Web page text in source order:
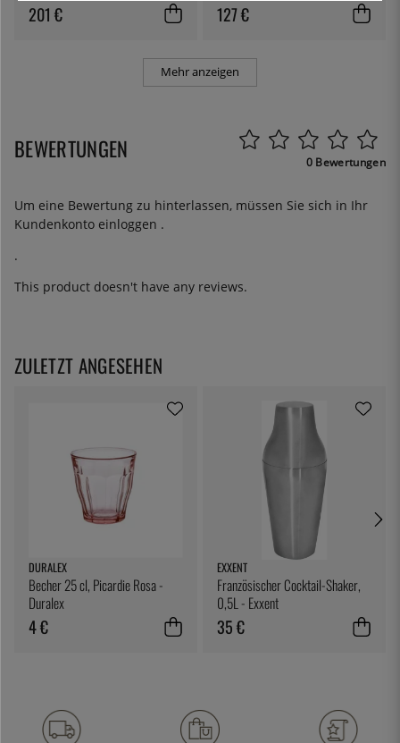
201 €
32 cm
127 €
Mehr anzeigen
BEWERTUNGEN 0 Bewertungen
Um eine Bewertung zu hinterlassen, müssen Sie sich in Ihr
Kundenkonto einloggen .
.
This product doesn't have any reviews.
ZULETZT ANGESEHEN
DURALEX
Becher 25 cl, Picardie Rosa -
Duralex
4 €
EXXENT
Französischer Cocktail-Shaker,
0,5L - Exxent
35 €